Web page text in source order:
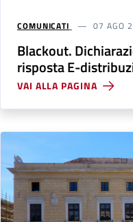
COMUNICATI 07 AGO
Blackout.
risposta E-
VAI ALLA PAGINA